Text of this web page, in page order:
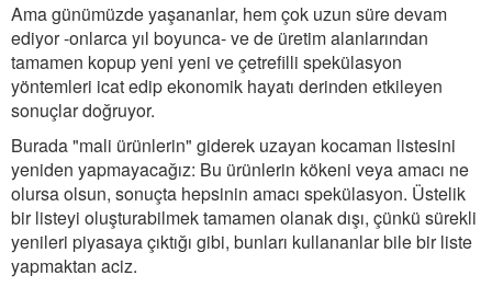
Ama günümüzde yaşananlar, hem çok uzun süre devam
ediyor -onlarca yıl boyunca- ve de üretim alanlarından
tamamen kopup yeni yeni ve çetrefilli spekülasyon
yöntemleri icat edip ekonomik hayatı derinden etkileyen
sonuçlar doğruyor.
Burada "mali ürünlerin" giderek uzayan kocaman listesini
yeniden yapmayacağız: Bu ürünlerin kökeni veya amacı ne
olursa olsun, sonuçta hepsinin amacı spekülasyon. Üstelik
bir listeyi oluşturabilmek tamamen olanak dışı, çünkü sürekli
yenileri piyasaya çıktığı gibi, bunları kullananlar bile bir liste
yapmaktan aciz.